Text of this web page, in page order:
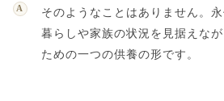
そのようなことはありません。
暮らしや家族の状況を見据えな
ための一つの供養の形です。